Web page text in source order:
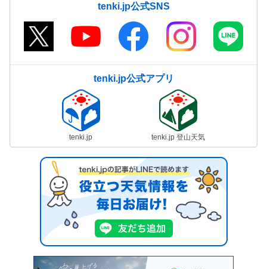
tenki.jp公式SNS
tenki.jp公式アプリ
tenki.jp tenki.jp 登山天気